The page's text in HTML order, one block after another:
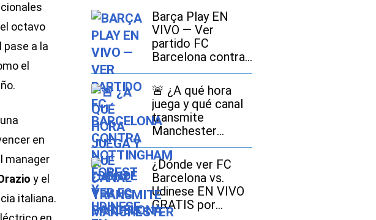
octavo
a la
el
en
manager
y el
italiana.
Barça Play EN
VIVO — Ver
partido FC
Barcelona contra
Nottingham
Forest y Udinese
EN DIRECTO por
TV online
🚨 ¿A qué hora
juega y qué canal
transmite
Manchester
United vs. PSG EN
VIVO por
amistoso 2026 en
España, México y
EE.UU.?
¿Dónde ver FC
Barcelona vs.
Udinese EN VIVO
GRATIS por